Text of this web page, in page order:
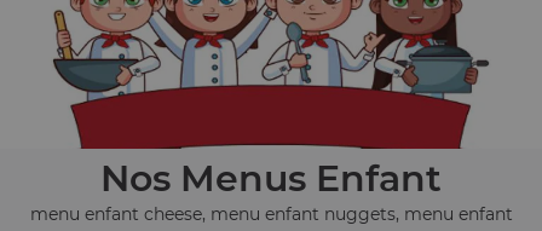
Nos Menus Enfant
menu enfant cheese, menu enfant nuggets, menu enfant